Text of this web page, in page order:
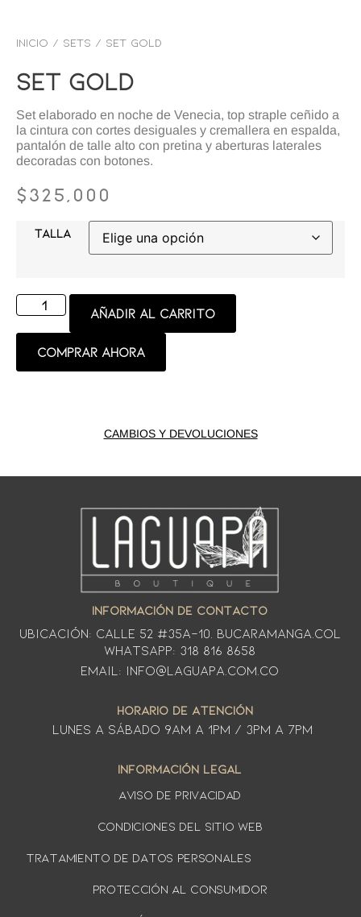
Inicio / SETS / Set gold
Set Gold
Set elaborado en noche de Venecia, top straple ceñido a
la cintura con cortes desiguales y cremallera en espalda,
pantalón de talle alto con pretina y aberturas laterales
decoradas con botones.
$325,000
TALLA
Añadir al carrito
Comprar ahora
CAMBIOS Y DEVOLUCIONES
INFORMACIÓN DE CONTACTO
Ubicación: CALLE 52 #35A-10. Bucaramanga.Col
WhatsApp: 318 816 8658
Email: info@laguapa.com.co
HORARIO DE ATENCIÓN
LUNES A SÁbado 9am a 1pm / 3pm a 7pm
INFORMACIÓN LEGAL
AVISO DE PRIVACIDAD
Condiciones del sitio web
TRATAMIENTO DE DATOS PERSONALES
PROTECCIÓN AL CONSUMIDOR